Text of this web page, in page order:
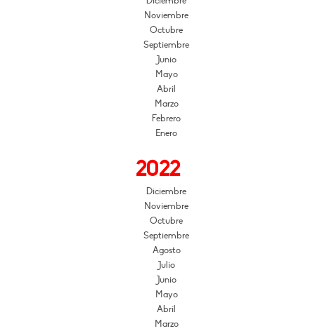
Noviembre
Octubre
Septiembre
Junio
Mayo
Abril
Marzo
Febrero
Enero
2022
Diciembre
Noviembre
Octubre
Septiembre
Agosto
Julio
Junio
Mayo
Abril
Marzo